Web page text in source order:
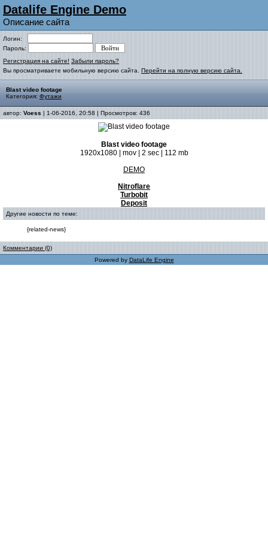
Datalife Engine Demo
Описание сайта
Логин:
Пароль:
Регистрация на сайте! Забыли пароль?
Вы просматриваете мобильную версию сайта. Перейти на полную версию сайта.
Blast video footage
Категория: Футажи
автор: Voess | 1-06-2016, 20:58 | Просмотров: 436
Blast video footage
1920x1080 | mov | 2 sec | 112 mb
DEMO
Nitroflare
Turbobit
Deposit
Другие новости по теме:
{related-news}
Комментарии (0)
Powered by DataLife Engine